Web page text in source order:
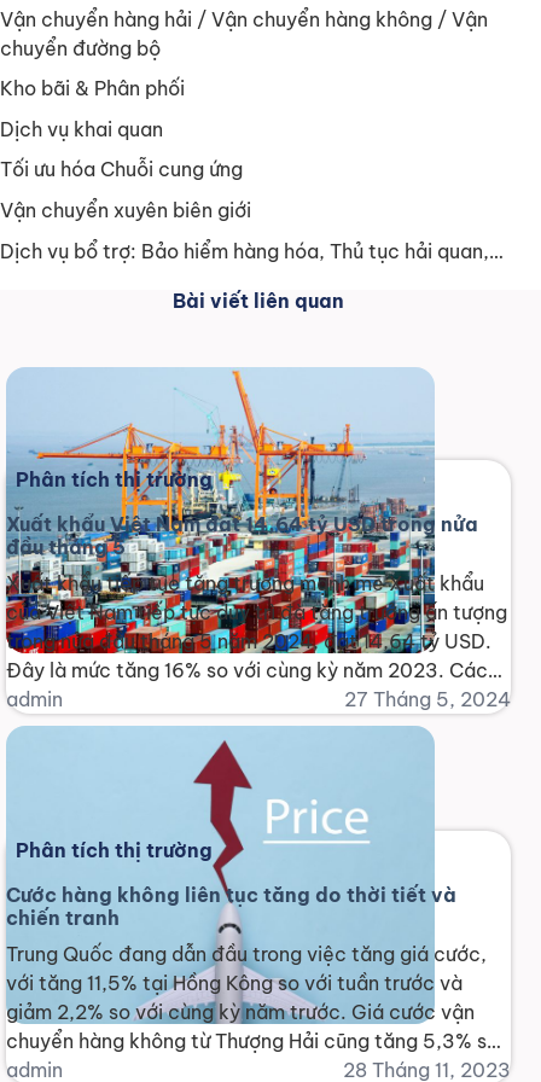
Vận chuyển hàng hải / Vận chuyển hàng không / Vận
chuyển đường bộ
Kho bãi & Phân phối
Dịch vụ khai quan
Tối ưu hóa Chuỗi cung ứng
Vận chuyển xuyên biên giới
Dịch vụ bổ trợ: Bảo hiểm hàng hóa, Thủ tục hải quan,…
Bài viết liên quan
Phân tích thị trường
Xuất khẩu Việt Nam đạt 14,64 tỷ USD trong nửa
đầu tháng 5
Xuất khẩu tiếp tục tăng trưởng mạnh mẽ Xuất khẩu
của Việt Nam tiếp tục duy trì đà tăng trưởng ấn tượng
trong nửa đầu tháng 5 năm 2024, đạt 14,64 tỷ USD.
Đây là mức tăng 16% so với cùng kỳ năm 2023. Các
ngành xuất khẩu chủ chốt Bốn nhóm sản phẩm đạt
[...]
admin 27 Tháng 5, 2024
Phân tích thị trường
Cước hàng không liên tục tăng do thời tiết và
chiến tranh
Trung Quốc đang dẫn đầu trong việc tăng giá cước,
với tăng 11,5% tại Hồng Kông so với tuần trước và
giảm 2,2% so với cùng kỳ năm trước. Giá cước vận
chuyển hàng không từ Thượng Hải cũng tăng 5,3% so
với tuần trước, mặc dù giảm 1,3% so với cùng kỳ năm
admin 28 Tháng 11, 2023